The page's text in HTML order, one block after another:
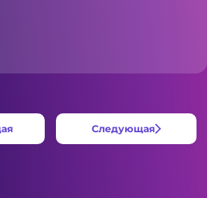
Следующая